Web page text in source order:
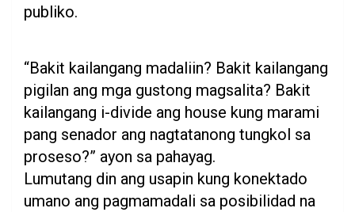
publiko.
“Bakit kailangang madaliin? Bakit kailangang
pigilan ang mga gustong magsalita? Bakit
kailangang i-divide ang house kung marami
pang senador ang nagtatanong tungkol sa
proseso?” ayon sa pahayag.
Lumutang din ang usapin kung konektado
umano ang pagmamadali sa posibilidad na